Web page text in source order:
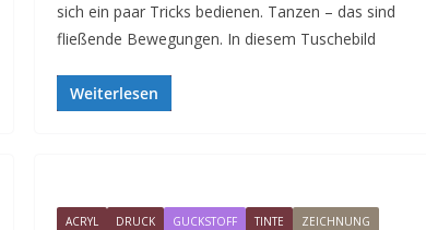
sich ein paar Tricks bedienen. Tanzen – das sind
fließende Bewegungen. In diesem Tuschebild
Weiterlesen
ACRYL DRUCK GUCKSTOFF TINTE ZEICHNUNG